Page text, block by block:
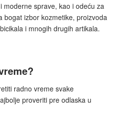
moderne sprave, kao i odeću za
bogat izbor kozmetike, proizvoda
i mnogih drugih artikala.
radno vreme svake
proveriti pre odlaska u